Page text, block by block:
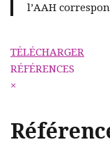
l’AAH
TÉLÉCHARGER
RÉFÉRENCES
×